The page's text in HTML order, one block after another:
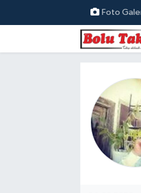
Foto